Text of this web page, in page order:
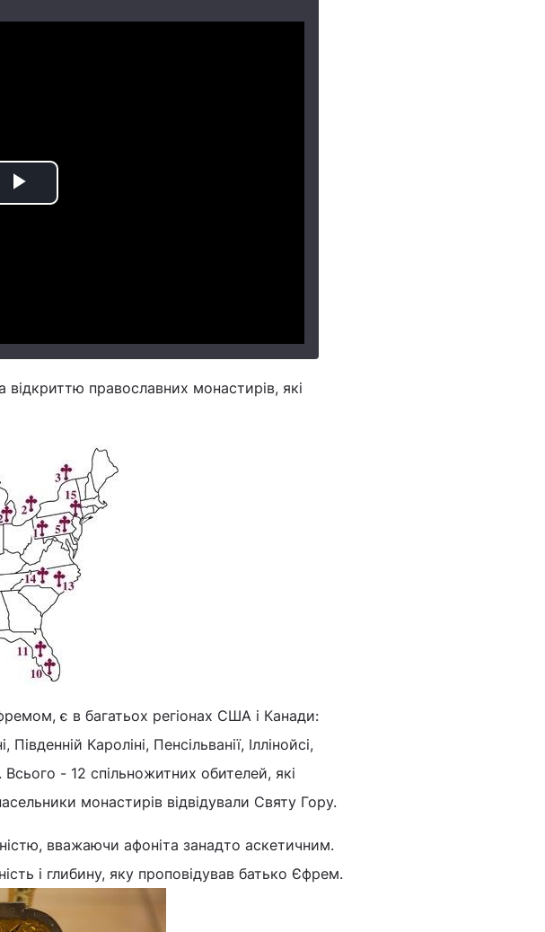
Play
відкриттю православних монастирів, які
є в багатьох регіонах США і Канади:
Кароліні, Пенсільванії, Іллінойсі,
Всього - 12 спільножитних обителей, які
монастирів відвідували Святу Гору.
вважаючи афоніта занадто аскетичним.
і глибину, яку проповідував батько Єфрем.